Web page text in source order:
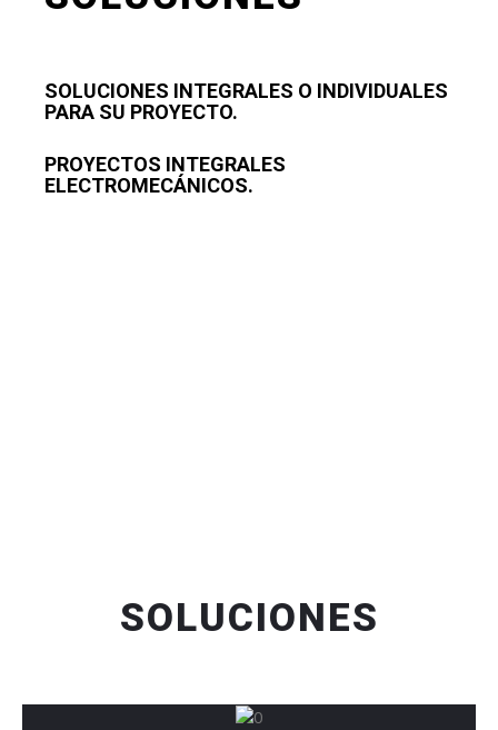
SOLUCIONES INTEGRALES O INDIVIDUALES
PARA SU PROYECTO.
PROYECTOS INTEGRALES
ELECTROMECÁNICOS.
SOLUCIONES